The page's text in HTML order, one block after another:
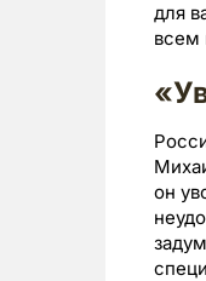
для
всем
он